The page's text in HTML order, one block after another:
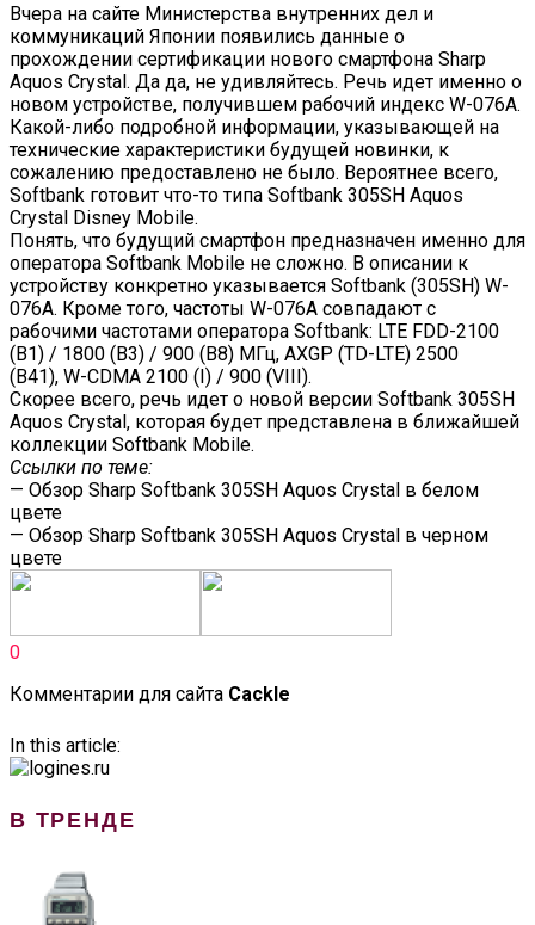
Вчера на сайте Министерства внутренних дел и
коммуникаций Японии появились данные о
прохождении сертификации нового смартфона Sharp
Aquos Crystal. Да да, не удивляйтесь. Речь идет именно о
новом устройстве, получившем рабочий индекс W-076A.
Какой-либо подробной информации, указывающей на
технические характеристики будущей новинки, к
сожалению предоставлено не было. Вероятнее всего,
Softbank готовит что-то типа Softbank 305SH Aquos
Crystal Disney Mobile.
Понять, что будущий смартфон предназначен именно для
оператора Softbank Mobile не сложно. В описании к
устройству конкретно указывается Softbank (305SH) W-
076A. Кроме того, частоты W-076A совпадают с
рабочими частотами оператора Softbank: LTE FDD-2100
(В1) / 1800 (В3) / 900 (В8) МГц, AXGP (TD-LTE) 2500
(B41), W-CDMA 2100 (I) / 900 (VIII).
Скорее всего, речь идет о новой версии Softbank 305SH
Aquos Crystal, которая будет представлена в ближайшей
коллекции Softbank Mobile.
Ссылки по теме:
— Обзор Sharp Softbank 305SH Aquos Crystal в белом
цвете
— Обзор Sharp Softbank 305SH Aquos Crystal в черном
цвете
0
Комментарии для сайта Cackle
In this article:
В ТРЕНДЕ